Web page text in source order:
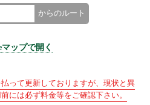
からのルート
マップで開く
って更新しておりますが、現状と異
には必ず料金等をご確認下さい。